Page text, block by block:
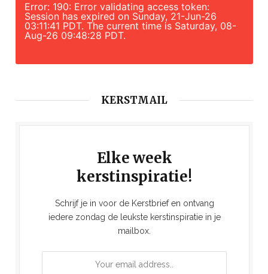
Error: 190: Error validating access token:
Session has expired on Sunday, 21-Jun-26
03:11:41 PDT. The current time is Saturday, 08-
Aug-26 09:48:28 PDT.
KERSTMAIL
Elke week
kerstinspiratie!
Schrijf je in voor de Kerstbrief en ontvang
iedere zondag de leukste kerstinspiratie in je
mailbox.